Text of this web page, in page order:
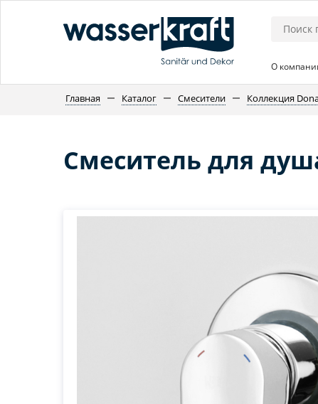
О
Главная Каталог Смесители Коллекция
Смеситель для